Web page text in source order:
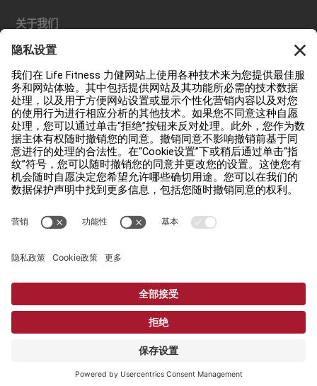
关于我们
查找经销商
查找门店
法规
可及性
登录 Facility Connect
Copyright © 2026 Life Fitness